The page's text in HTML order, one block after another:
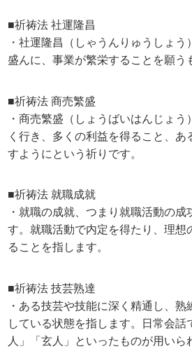
■祈祷法 社運隆昌
・社運隆昌（しゃうんりゅうしょ
盛んに、事業が繁栄することを願う
■祈祷法 商売繁盛
・商売繁盛（しょうばいはんじょう
く行き、多くの利益を得ること、あ
すようにという祈りです。
■祈祷法 就職成就
・就職の成就、つまり就職活動の
す。就職活動で内定を得たり、理想
ることを指します。
■祈祷法 技芸熟達
・ある技芸や技能に深く精通し、
している状態を指します。日常会話
人」「玄人」といったものが用いら